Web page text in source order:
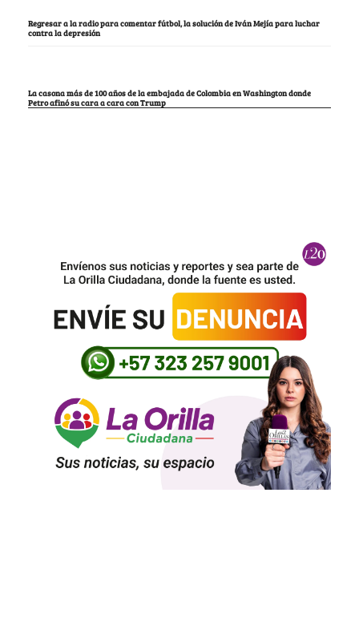
Regresar a la radio para comentar fútbol, la solución de Iván Mejía para luchar
contra la depresión
La casona más de 100 años de la embajada de Colombia en Washington donde
Petro afinó su cara a cara con Trump